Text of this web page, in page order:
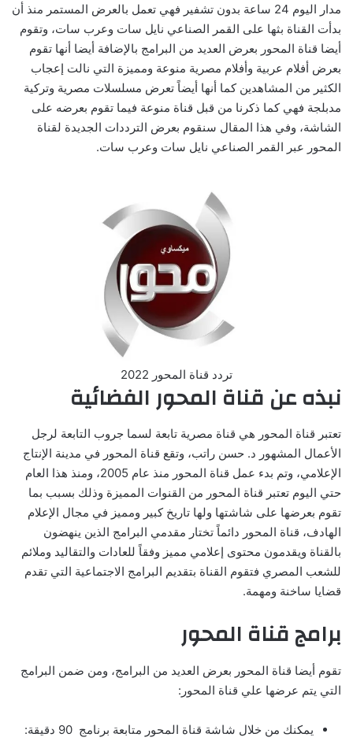
مدار اليوم 24 ساعة بدون تشفير فهي تعمل بالعرض المستمر منذ أن
بدأت القناة بثها على القمر الصناعي نايل سات وعرب سات، وتقوم
أيضا قناة المحور بعرض العديد من البرامج بالإضافة أيضا أنها تقوم
بعرض أفلام عربية وأفلام مصرية منوعة ومميزة التي نالت إعجاب
الكثير من المشاهدين كما أنها أيضاً تعرض مسلسلات مصرية وتركية
مدبلجة فهي كما ذكرنا من قبل قناة منوعة فيما تقوم بعرضه على
الشاشة، وفي هذا المقال سنقوم بعرض الترددات الجديدة لقناة
المحور عبر القمر الصناعي نايل سات وعرب سات.
تردد قناة المحور 2022
نبذه عن قناة المحور الفضائية
تعتبر قناة المحور هي قناة مصرية تابعة لسما جروب التابعة لرجل
الأعمال المشهور د. حسن راتب، وتقع قناة المحور في مدينة الإنتاج
الإعلامي، وتم بدء عمل قناة المحور منذ عام 2005، ومنذ هذا العام
حتي اليوم تعتبر قناة المحور من القنوات المميزة وذلك بسبب بما
تقوم بعرضها على شاشتها ولها تاريخ كبير ومميز في مجال الإعلام
الهادف، قناة المحور دائماً تختار مقدمي البرامج الذين ينهضون
بالقناة ويقدمون محتوى إعلامي مميز وفقاً للعادات والتقاليد وملائم
للشعب المصري فتقوم القناة بتقديم البرامج الاجتماعية التي تقدم
قضايا ساخنة ومهمة.
برامج قناة المحور
تقوم أيضا قناة المحور بعرض العديد من البرامج، ومن ضمن البرامج
التي يتم عرضها علي قناة المحور:
يمكنك من خلال شاشة قناة المحور متابعة برنامج 90 دقيقة: